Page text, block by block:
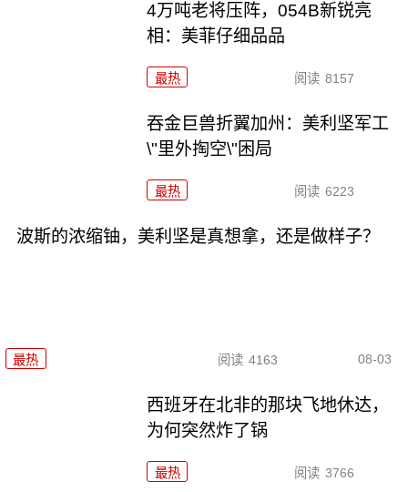
4万吨老将压阵，054B新锐亮
相：美菲仔细品品
最热 阅读 8157
吞金巨兽折翼加州：美利坚军工
\"里外掏空\"困局
最热 阅读 6223
波斯的浓缩铀，美利坚是真想拿，还是做样子？
最热 阅读 4163 08-03
西班牙在北非的那块飞地休达，
为何突然炸了锅
最热 阅读 3766